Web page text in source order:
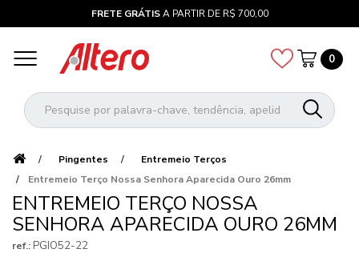
FRETE GRÁTISA PARTIR DE R$ 700,00
0
Pingentes
Entremeio Terços
Entremeio Terço Nossa Senhora Aparecida Ouro 26mm
ENTREMEIO TERÇO NOSSA
SENHORA APARECIDA OURO 26MM
ref.: PGIO52-22